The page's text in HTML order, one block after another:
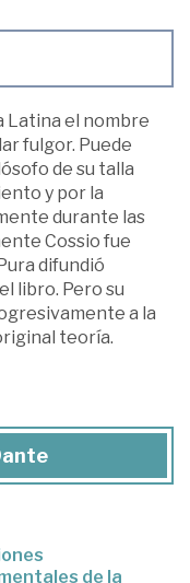
Latina el nombre
fulgor. Puede
de su talla
y por la
durante las
Cossio fue
difundió
libro. Pero su
a la
teoría.
de la